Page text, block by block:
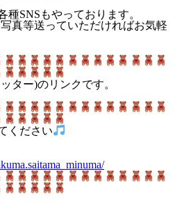
SNSもやっております。
真等送っていただければお気軽
ター)のリンクです。
ください